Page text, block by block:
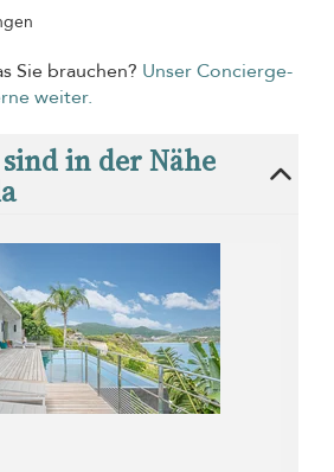
Sie brauchen? Unser Concierge-
weiter.
in der Nähe